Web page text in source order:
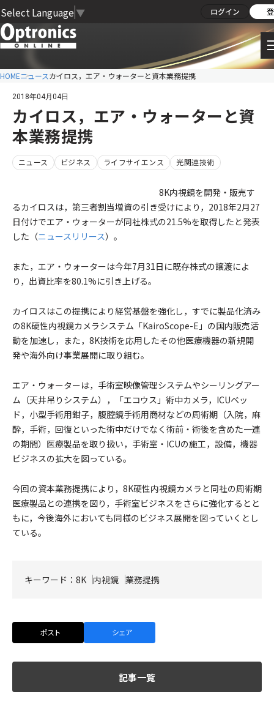
Select Language ▼ ログイン
HOMEニュースカイロス，エア・ウォーターと資本業務提携
2018年04月04日
カイロス，エア・ウォーターと資
本業務提携
ニュース ビジネス ライフサイエンス 光関連技術
8K内視鏡を開発・販売す
るカイロスは，第三者割当増資の引き受けにより，2018年2月27
日付けでエア・ウォーターが同社株式の21.5%を取得したと発表
した（ニュースリリース）。
また，エア・ウォーターは今年7月31日に既存株式の譲渡によ
り，出資比率を80.1%に引き上げる。
カイロスはこの提携により経営基盤を強化し，すでに製品化済み
の8K硬性内視鏡カメラシステム「KairoScope-E」の国内販売活
動を加速し，また，8K技術を応用したその他医療機器の新規開
発や海外向け事業展開に取り組む。
エア・ウォーターは，手術室映像管理システムやシーリングアー
ム（天井吊りシステム），「エコウス」術中カメラ，ICUベッ
ド，小型手術用鉗子，腹腔鏡手術用商材などの周術期（入院，麻
酔，手術，回復といった術中だけでなく術前・術後を含めた一連
の期間）医療製品を取り扱い，手術室・ICUの施工，設備，機器
ビジネスの拡大を図っている。
今回の資本業務提携により，8K硬性内視鏡カメラと同社の周術期
医療製品との連携を図り，手術室ビジネスをさらに強化するとと
もに，今後海外においても同様のビジネス展開を図っていくとし
ている。
キーワード： 8K 内視鏡 業務提携
ポスト シェア
記事一覧